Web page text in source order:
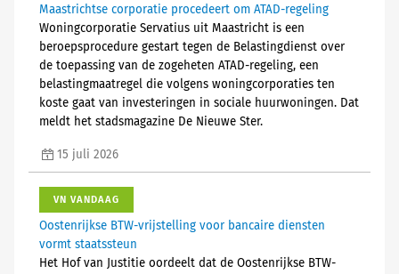
Maastrichtse corporatie procedeert om ATAD-regeling
Woningcorporatie Servatius uit Maastricht is een
beroepsprocedure gestart tegen de Belastingdienst over
de toepassing van de zogeheten ATAD-regeling, een
belastingmaatregel die volgens woningcorporaties ten
koste gaat van investeringen in sociale huurwoningen. Dat
meldt het stadsmagazine De Nieuwe Ster.
15 juli 2026
VN VANDAAG
Oostenrijkse BTW-vrijstelling voor bancaire diensten
vormt staatssteun
Het Hof van Justitie oordeelt dat de Oostenrijkse BTW-